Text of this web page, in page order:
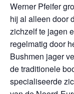
Werner Pfeifer
hij al alleen door
zichzelf te jagen
regelmatig door
Bushmen jager
de traditionele
specialiseerde